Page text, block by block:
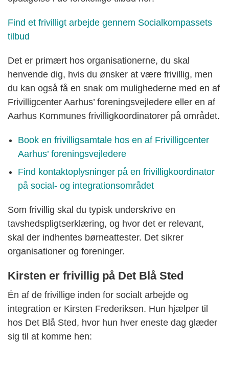
Find et frivilligt arbejde gennem Socialkompassets
tilbud
Det er primært hos organisationerne, du skal
henvende dig, hvis du ønsker at være frivillig, men
du kan også få en snak om mulighederne med en af
Frivilligcenter Aarhus’ foreningsvejledere eller en af
Aarhus Kommunes frivilligkoordinatorer på området.
Book en frivilligsamtale hos en af Frivilligcenter
Aarhus’ foreningsvejledere
Find kontaktoplysninger på en frivilligkoordinator
på social- og integrationsområdet
Som frivillig skal du typisk underskrive en
tavshedspligtserklæring, og hvor det er relevant,
skal der indhentes børneattester. Det sikrer
organisationer og foreninger.
Kirsten er frivillig på Det Blå Sted
Én af de frivillige inden for socialt arbejde og
integration er Kirsten Frederiksen. Hun hjælper til
hos Det Blå Sted, hvor hun hver eneste dag glæder
sig til at komme hen: